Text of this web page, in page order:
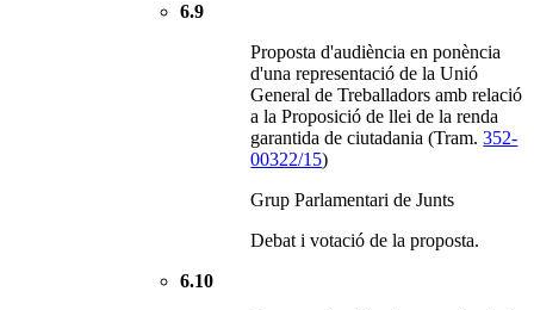
6.9
Proposta d'audiència en ponència
d'una representació de la Unió
General de Treballadors amb relació
a la Proposició de llei de la renda
garantida de ciutadania (Tram.352-
00322/15)
Grup Parlamentari de Junts
Debat i votació de la proposta.
6.10